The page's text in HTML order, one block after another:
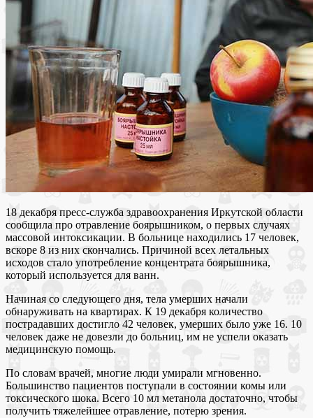
18 декабря пресс-служба здравоохранения Иркутской области
сообщила про отравление боярышником, о первых случаях
массовой интоксикации. В больнице находились 17 человек,
вскоре 8 из них скончались. Причиной всех летальных
исходов стало употребление концентрата боярышника,
который используется для ванн.
Начиная со следующего дня, тела умерших начали
обнаруживать на квартирах. К 19 декабря количество
пострадавших достигло 42 человек, умерших было уже 16. 10
человек даже не довезли до больниц, им не успели оказать
медицинскую помощь.
По словам врачей, многие люди умирали мгновенно.
Большинство пациентов поступали в состоянии комы или
токсического шока. Всего 10 мл метанола достаточно, чтобы
получить тяжелейшее отравление, потерю зрения.